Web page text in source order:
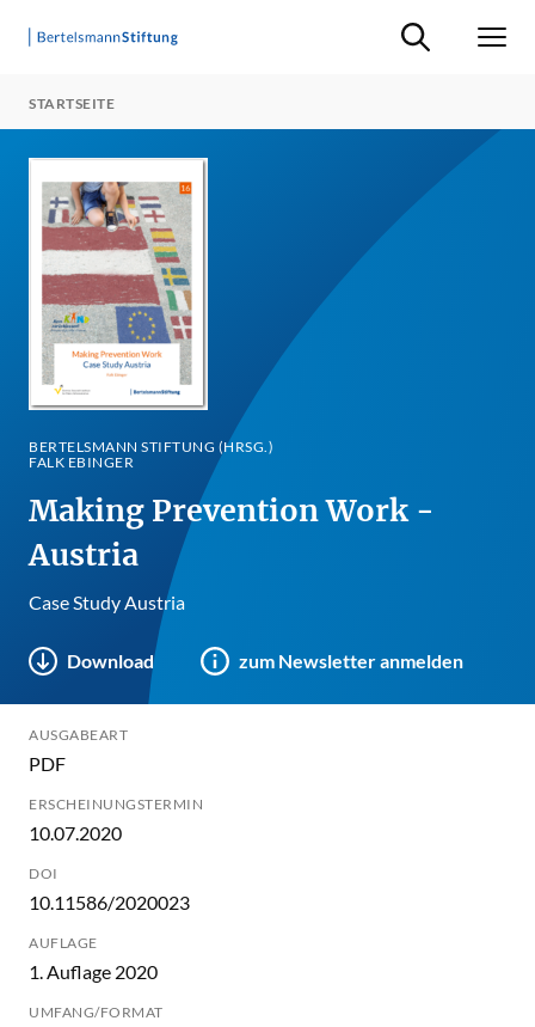
Suche ein-/
STARTSEITE
BERTELSMANN STIFTUNG (HRSG.)
FALK EBINGER
Making Prevention Work -
Austria
Case Study Austria
Download zum Newsletter anmelden
AUSGABEART
PDF
ERSCHEINUNGSTERMIN
10.07.2020
DOI
10.11586/2020023
AUFLAGE
1. Auflage 2020
UMFANG/FORMAT